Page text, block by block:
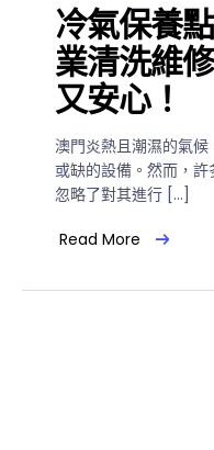
冷氣保養
業清洗維
又安心！
澳門炎熱且潮濕的氣
或缺的設備。然而，
忽略了對其進行 […]
Read More